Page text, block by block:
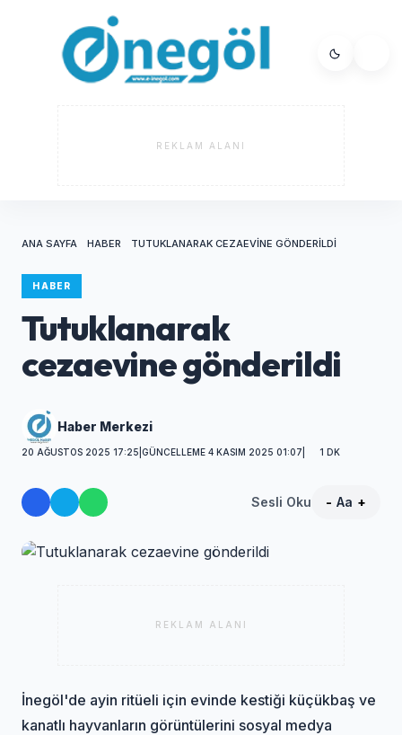
REKLAM ALANI
ANA SAYFA HABER TUTUKLANARAK CEZAEVINE GÖNDERILDI
HABER
Tutuklanarak
cezaevine gönderildi
Haber Merkezi
20 AĞUSTOS 2025 17:25 GÜNCELLEME 4 KASIM 2025 01:07 1 DK
Sesli Oku - Aa +
REKLAM ALANI
İnegöl'de ayin ritüeli için evinde kestiği küçükbaş ve
kanatlı hayvanların görüntülerini sosyal medya